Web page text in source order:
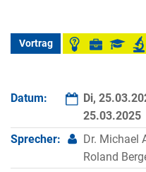
Vortrag
Datum: Di,
25.03.2025
Sprecher:
Dr. Michael
Roland